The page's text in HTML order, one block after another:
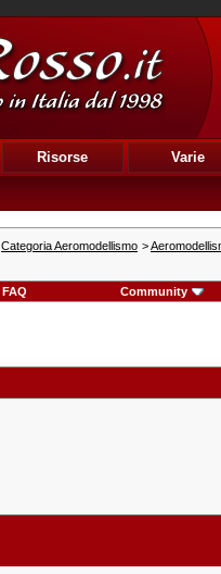
Risorse Varie
Categoria Aeromodellismo >
FAQ Community